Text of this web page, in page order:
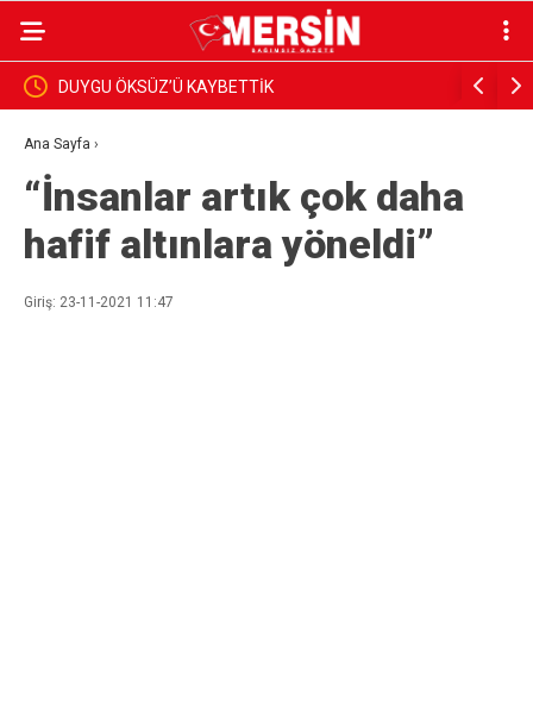
DUYGU ÖKSÜZ’Ü KAYBETTİK BAŞKAN
Ana Sayfa ›
“İnsanlar artık çok daha
hafif altınlara yöneldi”
Giriş: 23-11-2021 11:47